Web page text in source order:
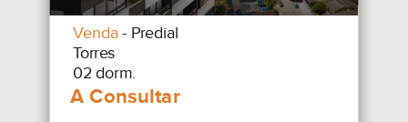
Venda- Predial
Torres
02 dorm.